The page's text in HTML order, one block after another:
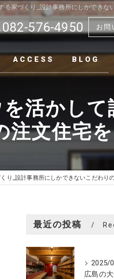
家づくり_設計事務所にしかできな
082-576-4950 お問
ACCESS BLOG
活かして
注文住宅
り_設計事務所にしかできないこだわり
最近の投稿
2025/